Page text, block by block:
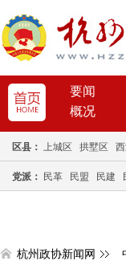
要闻
概况
区县： 上城区 拱墅区
党派： 民革 民盟 民建
杭州政协新闻网